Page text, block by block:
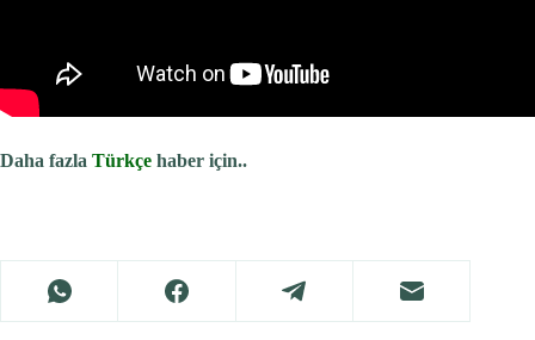
Daha fazla Türkçe haber için..